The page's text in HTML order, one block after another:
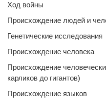
Ход войны
Происхождение людей и
Генетические исследования
Происхождение человека
Происхождение
карликов до гигантов)
Происхождение языков